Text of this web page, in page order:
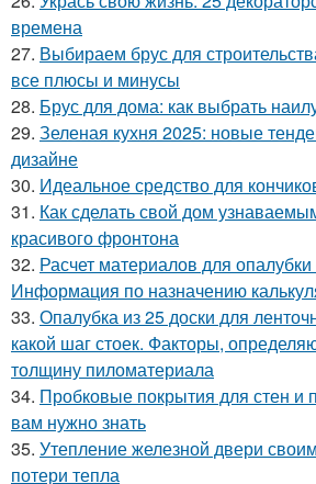
времена
27. Выбираем брус для
все плюсы и минусы
28. Брус для дома: как выбрать
29. Зеленая кухня 2025: новые
дизайне
30. Идеальное средство для
31. Как сделать свой дом
красивого фронтона
32. Расчет материалов для
Информация по назначению
33. Опалубка из 25 доски для
какой шаг стоек. Факторы,
толщину пиломатериала
34. Пробковые покрытия для стен и
вам нужно знать
35. Утепление железной двери
потери тепла